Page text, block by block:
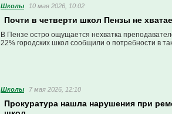
Школы 10 мая 2026, 10:02
Почти в четверти школ Пензы не
В Пензе остро ощущается нехватка
22% городских школ сообщили о потребности в
Школы 7 мая 2026, 12:10
Прокуратура нашла нарушения при